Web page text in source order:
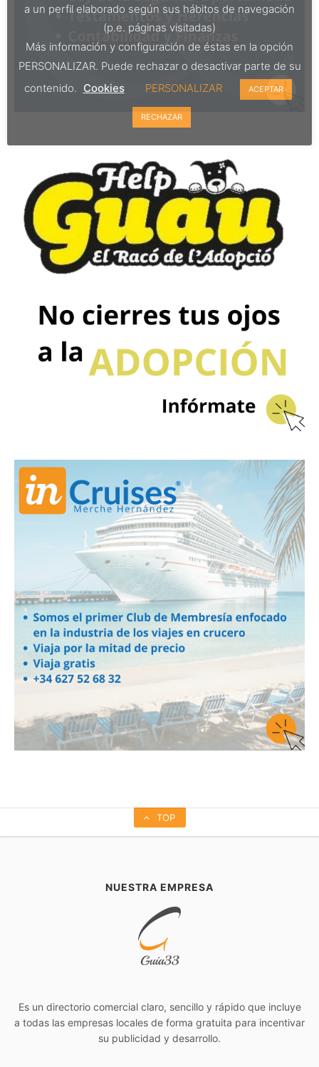
TOP
NUESTRA EMPRESA
Es un directorio comercial claro, sencillo y rápido que incluye
a todas las empresas locales de forma gratuita para incentivar
su publicidad y desarrollo.
a un perfil elaborado según sus hábitos de navegación
(p.e. páginas visitadas)
Más información y configuración de éstas en la opción
PERSONALIZAR. Puede rechazar o desactivar parte de su
contenido. Cookies PERSONALIZAR ACEPTAR
RECHAZAR